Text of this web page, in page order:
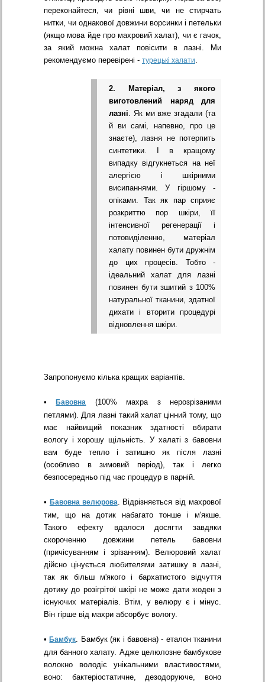
переконайтеся, чи рівні шви, чи не стирчать
нитки, чи однакової довжини ворсинки і петельки
(якщо мова йде про махровий халат), чи є гачок,
за який можна халат повісити в лазні. Ми
рекомендуємо перевірені - турецькі халати.
2. Матеріал, з якого
виготовлений наряд для
лазні. Як ми вже згадали (та
й ви самі, напевно, про це
знаєте), лазня не потерпить
синтетики. І в кращому
випадку відгукнеться на неї
алергією і шкірними
висипаннями. У гіршому -
опіками. Так як пар сприяє
розкриттю пор шкіри, її
інтенсивної регенерації і
потовиділенню, матеріал
халату повинен бути дружнім
до цих процесів. Тобто -
ідеальний халат для лазні
повинен бути зшитий з 100%
натуральної тканини, здатної
дихати і вторити процедурі
відновлення шкіри.
Запропонуємо кілька кращих варіантів.
•Бавовна (100% махра з нерозрізаними
петлями). Для лазні такий халат цінний тому, що
має найвищий показник здатності вбирати
вологу і хорошу щільність. У халаті з бавовни
вам буде тепло і затишно як після лазні
(особливо в зимовий період), так і легко
безпосередньо під час процедур в парній.
• Бавовна велюрова. Відрізняється від махрової
тим, що на дотик набагато тонше і м'якше.
Такого ефекту вдалося досягти завдяки
скороченню довжини петель бавовни
(причісуванням і зрізанням). Велюровий халат
дійсно цінується любителями затишку в лазні,
так як більш м'якого і бархатистого відчуття
дотику до розігрітої шкірі не може дати жоден з
існуючих матеріалів. Втім, у велюру є і мінус.
Він гірше від махри абсорбує вологу.
•Бамбук. Бамбук (як і бавовна) - еталон тканини
для банного халату. Адже целюлозне бамбукове
волокно володіє унікальними властивостями,
воно: бактеріостатичне, дезодоруюче, воно